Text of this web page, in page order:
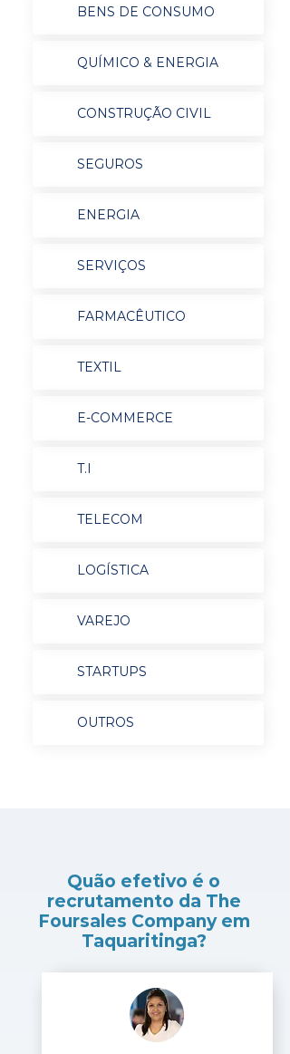
BENS DE CONSUMO
QUÍMICO & ENERGIA
CONSTRUÇÃO CIVIL
SEGUROS
ENERGIA
SERVIÇOS
FARMACÊUTICO
TEXTIL
E-COMMERCE
T.I
TELECOM
LOGÍSTICA
VAREJO
STARTUPS
OUTROS
Quão efetivo é o
recrutamento da The
Foursales Company em
Taquaritinga?